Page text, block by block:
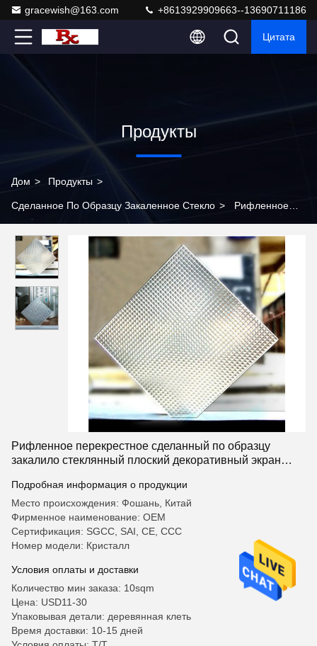
gracewish@163.com +8613929909663--13690711186
Цитата
Продукты
Дом > Продукты >
Сделанное По Образцу Закаленное Стекло > Рифленное
плоский декоративный экран ливня
Рифленное перекрестное сделанный по образцу
закалило стеклянный плоский декоративный экран
Подробная информация о продукции
Место происхождения: Фошань, Китай
Фирменное наименование: OEM
Сертификация: SGCC, SAI, CE, CCC
Номер модели: Кристалл
Условия оплаты и доставки
Количество мин заказа: 10sqm
Цена: USD11-30
Упаковывая детали: деревянная клеть
Время доставки: 10-15 дней